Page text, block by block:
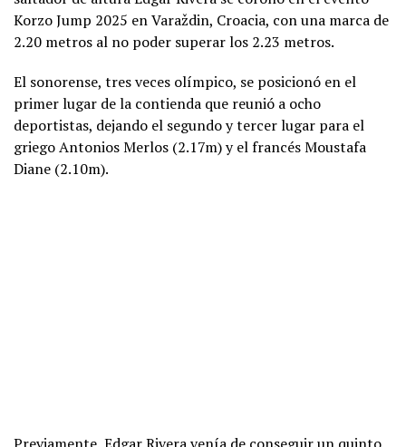
Korzo Jump 2025 en Varaždin, Croacia, con una marca de
2.20 metros al no poder superar los 2.23 metros.
El sonorense, tres veces olímpico, se posicionó en el
primer lugar de la contienda que reunió a ocho
deportistas, dejando el segundo y tercer lugar para el
griego Antonios Merlos (2.17m) y el francés Moustafa
Diane (2.10m).